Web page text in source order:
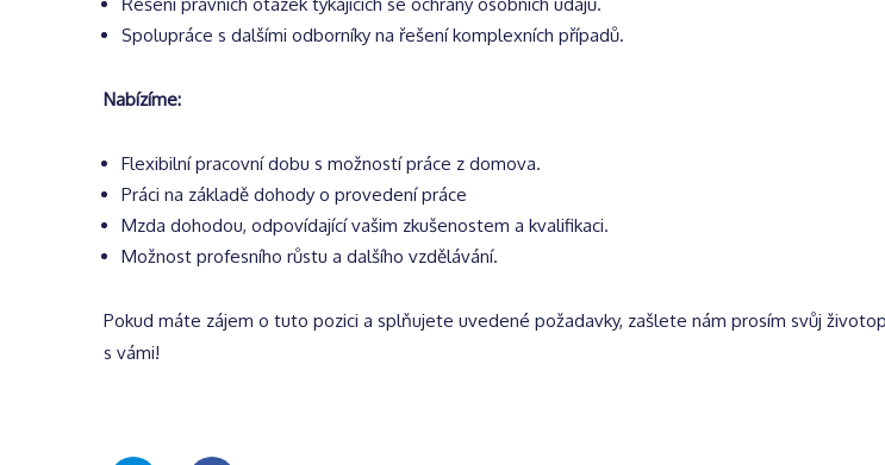
Spolupráce s dalšími odborníky na řešení komplexních případů.
Nabízíme:
Flexibilní pracovní dobu s možností práce z domova.
Práci na základě dohody o provedení práce
Mzda dohodou, odpovídající vašim zkušenostem a kvalifikaci.
Možnost profesního růstu a dalšího vzdělávání.
Pokud máte zájem o tuto pozici a splňujete uvedené požadavky, zašlete nám prosím svůj
s vámi!